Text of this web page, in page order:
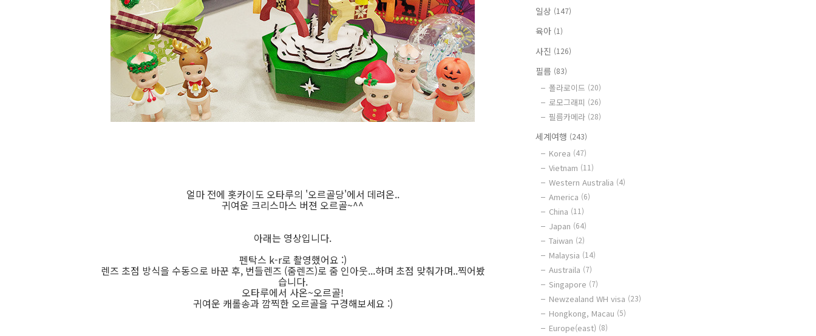
얼마 전에 홋카이도 오타루의 '오르골당'에서 데려온..
귀여운 크리스마스 버젼 오르골~^^
아래는 영상입니다.
펜탁스 k-r로 촬영했어요 :)
렌즈 초점 방식을 수동으로 바꾼 후, 번들렌즈 (줌렌즈)로 줌 인아웃...하며 초점 맞춰가며..찍어봤
습니다.
오타루에서 사온~오르골!
귀여운 캐롤송과 깜찍한 오르골을 구경해보세요 :)
일상 (147)
육아 (1)
사진 (126)
필름 (83)
폴라로이드 (20)
로모그래피 (26)
필름카메라 (28)
세계여행 (243)
Korea (47)
Vietnam (11)
Western Australia (4)
America (6)
China (11)
Japan (64)
Taiwan (2)
Malaysia (14)
Austraila (7)
Singapore (7)
Newzealand WH visa (23)
Hongkong, Macau (5)
Europe(east) (8)